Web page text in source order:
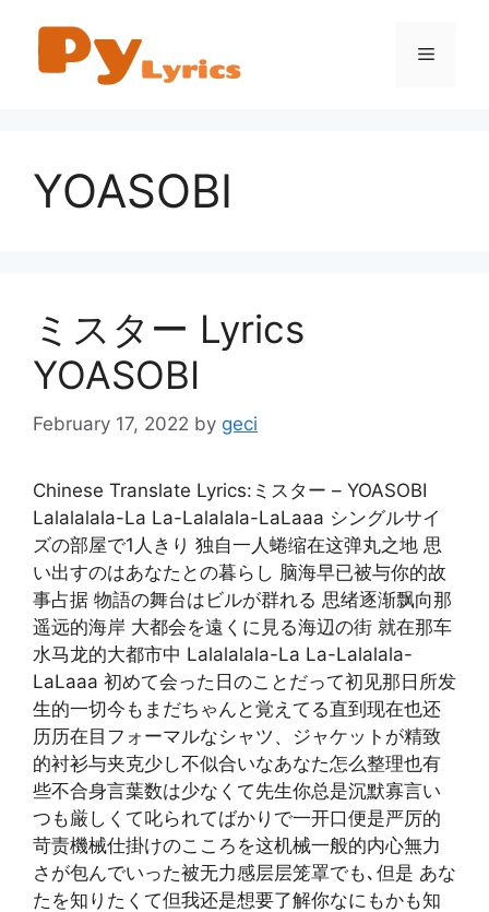
content
Menu
YOASOBI
ミスター Lyrics
YOASOBI
February 17, 2022 by geci
Chinese Translate Lyrics:ミスター – YOASOBI
Lalalalala-La La-Lalalala-LaLaaa シングルサイ
ズの部屋で1人きり 独自一人蜷缩在这弹丸之地 思
い出すのはあなたとの暮らし 脑海早已被与你的故
事占据 物語の舞台はビルが群れる 思绪逐渐飘向那
遥远的海岸 大都会を遠くに見る海辺の街 就在那车
水马龙的大都市中 Lalalalala-La La-Lalalala-
LaLaaa 初めて会った日のことだって初见那日所发
生的一切今もまだちゃんと覚えてる直到现在也还
历历在目フォーマルなシャツ、ジャケットが精致
的衬衫与夹克少し不似合いなあなた怎么整理也有
些不合身言葉数は少なくて先生你总是沉默寡言い
つも厳しくて叱られてばかりで一开口便是严厉的
苛责機械仕掛けのこころを这机械一般的内心無力
さが包んでいった被无力感层层笼罩でも､但是 あな
たを知りたくて但我还是想要了解你なにもかも知